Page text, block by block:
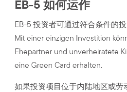
EB-5 如何运作
EB-5 投资者可通过符合条件的
Mit einer einzigen Investition
Ehepartner und unverheiratete
eine Green Card erhalten.
如果投资项目位于内陆地区或劳